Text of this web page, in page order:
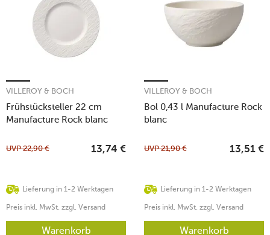
Frühstücksteller 22 cm
Manufacture Rock blanc
VILLEROY & BOCH
Lieferung in 1-2 Werktagen
UVP22,90 € 13,74 €
Preis inkl. MwSt. zzgl. Versand
Warenkorb
Bol 0,43 l Manufacture Rock
blanc
VILLEROY & BOCH
Lieferung in 1-2 Werktagen
UVP21,90 € 13,51 €
Preis inkl. MwSt. zzgl. Versand
Warenkorb